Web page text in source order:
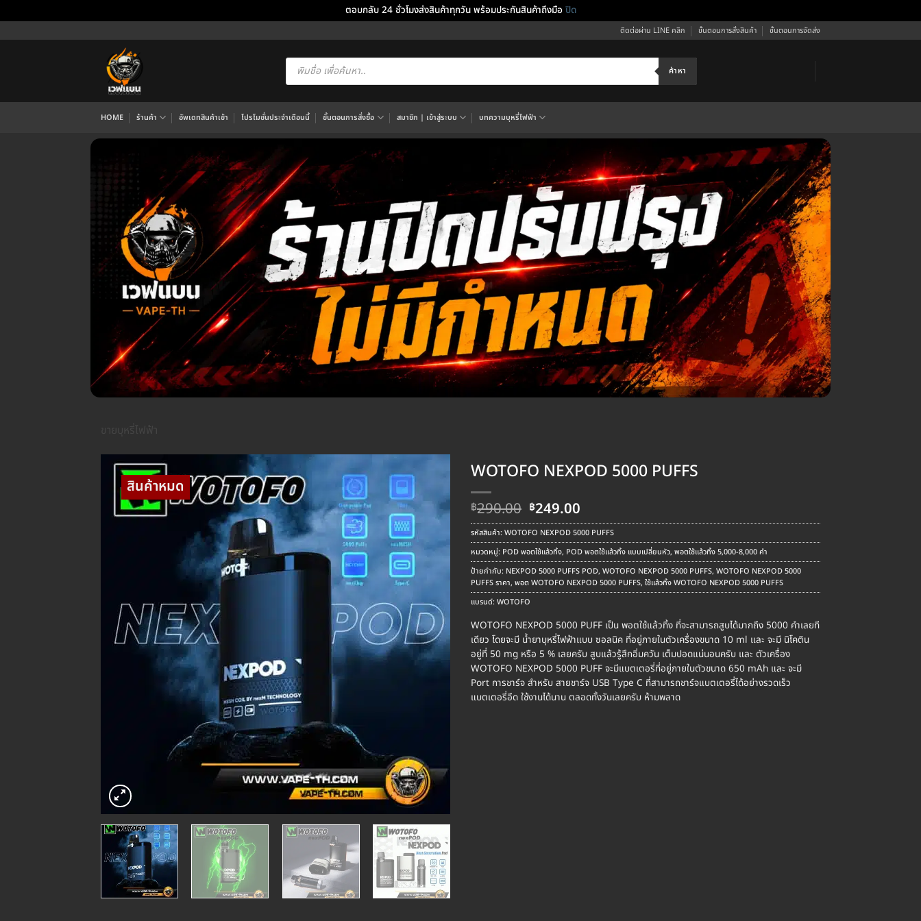
ตอบกลับ 24 ชั่วโมงส่งสินค้าทุกวัน พร้อมประกันสินค้าถึงมือ ปิด
ไป
ติดต่อผ่าน LINE คลิก ขั้นตอนการสั่งสินค้า ขั้นตอนการจัดส่ง
Products
search ค้าหา
HOME ร้านค้า อัพเดทสินค้าเข้า โปรโมชั่นประจำเดือนนี้ ขั้นตอนการสั่งซื้อ สมาชิก | เข้าสู่ระบบ บทความบุหรี่ไฟฟ้า
WOTOFO NEXPOD 5000 PUFFS
฿290.00 Original
price
was:
฿290.00.
฿249.00
price
is:
฿249.00.
รหัสสินค้า:WOTOFO NEXPOD 5000 PUFFS
หมวดหมู่: POD พอตใช้แล้วทิ้ง, POD พอตใช้แล้วทิ้ง แบบเปลี่ยนหัว, พอตใช้แล้วทิ้ง 5,000-8,000 คำ
ป้ายกำกับ: NEXPOD 5000 PUFFS POD, WOTOFO NEXPOD 5000 PUFFS, WOTOFO NEXPOD 5000
PUFFS ราคา, พอต WOTOFO NEXPOD 5000 PUFFS, ใช้แล้วทิ้ง WOTOFO NEXPOD 5000 PUFFS
แบรนด์:WOTOFO
WOTOFO NEXPOD 5000 PUFF เป็น พอตใช้แล้วทิ้ง ที่จะสามารถสูบได้มากถึง 5000 คำเลยที
เดียว โดยจะมี น้ำยาบุหรี่ไฟฟ้าแบบ ซอลนิค ที่อยู่ภายในตัวเครื่องขนาด 10 ml และ จะมี นิโคติน
อยู่ที่ 50 mg หรือ 5 % เลยครับ สูบแล้วรู้สึกอิ่มควัน เต็มปอดแน่นอนครับ และ ตัวเครื่อง
WOTOFO NEXPOD 5000 PUFF จะมีแบตเตอรี่ที่อยู่ภายในตัวขนาด 650 mAh และ จะมี
Port การชาร์จ สำหรับ สายชาร์จ USB Type C ที่สามารถชาร์จแบตเตอรี่ได้อย่างรวดเร็ว
แบตเตอรี่อึด ใช้งานได้นาน ตลอดทั้งวันเลยครับ ห้ามพลาด